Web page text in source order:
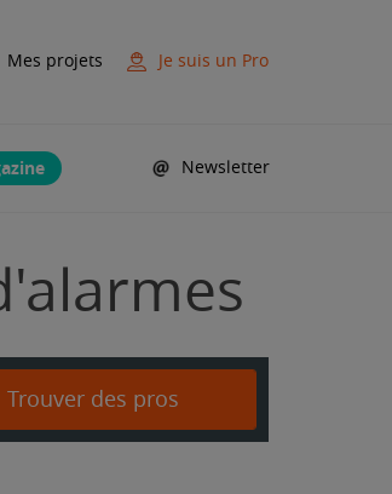
Mes projets Je suis un Pro
Newsletter
Trouver des pros